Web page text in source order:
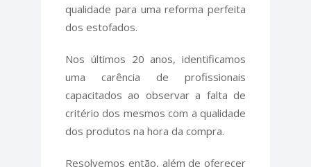
qualidade para uma reforma perfeita
dos estofados.
Nos últimos 20 anos, identificamos
uma carência de profissionais
capacitados ao observar a falta de
critério dos mesmos com a qualidade
dos produtos na hora da compra.
Resolvemos então, além de oferecer